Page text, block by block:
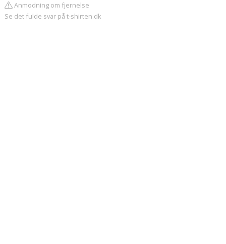
Anmodning om fjernelse
Se det fulde svar på t-shirten.dk